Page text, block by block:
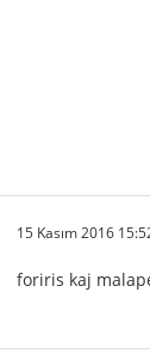
15 Kasım 2016
foriris kaj